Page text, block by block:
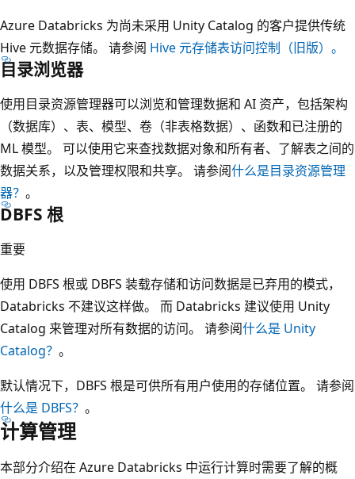
Azure Databricks 为尚未采用 Unity Catalog 的客户提供传统
Hive 元数据存储。 请参阅 Hive 元存储表访问控制（旧版）。
目录浏览器
使用目录资源管理器可以浏览和管理数据和 AI 资产，包括架构
（数据库）、表、模型、卷（非表格数据）、函数和已注册的
ML 模型。 可以使用它来查找数据对象和所有者、了解表之间的
数据关系，以及管理权限和共享。 请参阅什么是目录资源管理
器？ 。
DBFS 根
重要
使用 DBFS 根或 DBFS 装载存储和访问数据是已弃用的模式，
Databricks 不建议这样做。 而 Databricks 建议使用 Unity
Catalog 来管理对所有数据的访问。 请参阅什么是 Unity
Catalog？ 。
默认情况下，DBFS 根是可供所有用户使用的存储位置。 请参阅
什么是 DBFS？ 。
计算管理
本部分介绍在 Azure Databricks 中运行计算时需要了解的概